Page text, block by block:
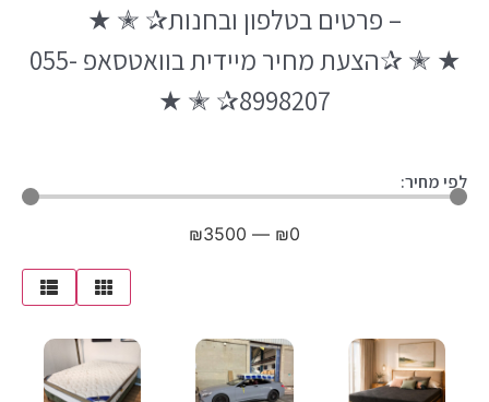
– פרטים בטלפון ובחנות✰ ✭ ★
★ ✭ ✰הצעת מחיר מיידית בוואטסאפ 055-
8998207✰ ✭ ★
לפי מחיר:
₪0
—
₪3500